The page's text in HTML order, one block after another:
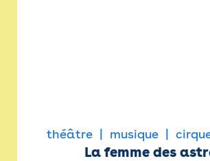
théâtre musique
La femme des